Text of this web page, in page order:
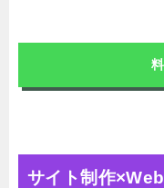
サイト制作